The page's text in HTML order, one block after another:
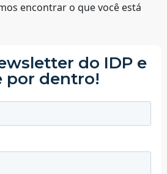
encontrar o que você está
do IDP e
por dentro!